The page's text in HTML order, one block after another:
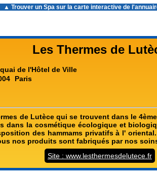
▲ Trouver un Spa sur la carte interactive de l'
Les Thermes de
de l'Hôtel de Ville
Paris
de Lutèce qui se trouvent dans le
dans la cosmétique écologique et
des hammams privatifs à l'
nos produits sont fabriqués par nos
Site : www.lesthermesdelutece.fr